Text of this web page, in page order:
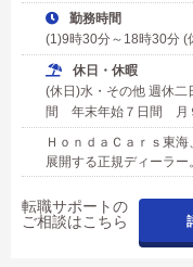
勤務時間
(1)9時30分～18時30分 (
休日・休暇
(休日)水・その他 週休
間 年末年始７日間 月
ＨｏｎｄａＣａｒｓ東
展開する正規ディーラ
転職サポートの
ご相談はこちら